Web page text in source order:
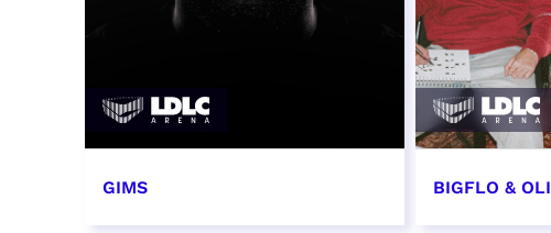
GIMS BIGFLO & OLI